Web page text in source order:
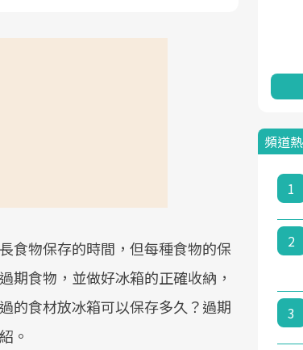
食物保存的時間，但每種食物的保
期食物，並做好冰箱的正確收納，
的食材放冰箱可以保存多久？過期
。
頻道
1
2
3